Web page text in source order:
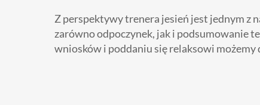
Z perspektywy trenera jesień jest jednym z
zarówno odpoczynek, jak i podsumowanie
wniosków i poddaniu się relaksowi